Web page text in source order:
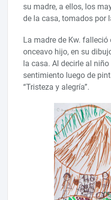
su madre, a ellos, los
de la casa, tomados por
La madre de Kw. falleció
onceavo hijo, en su
la casa. Al decirle al
sentimiento luego de
“Tristeza y alegría”.